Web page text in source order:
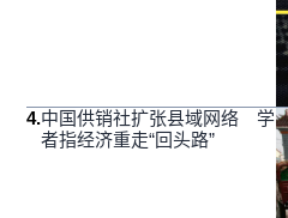
4.中国供销社扩张县域网络 学
者指经济重走“回头路”